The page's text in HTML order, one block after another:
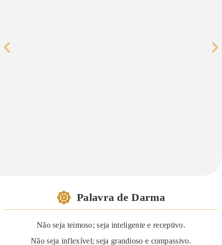
Palavra de Darma
Não seja teimoso; seja inteligente e receptivo.
Não seja inflexível; seja grandioso e compassivo.